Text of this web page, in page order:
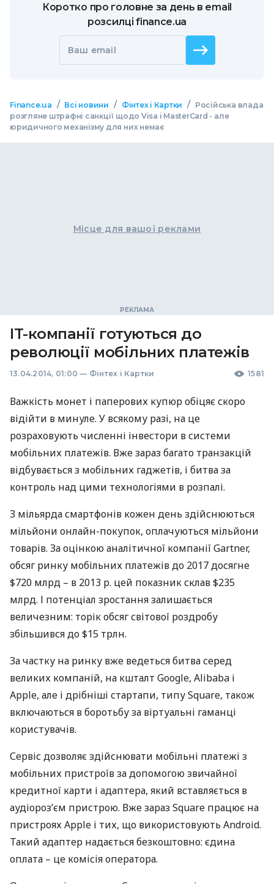
Коротко про головне за день в email
розсилці finance.ua
Ваш email
Finance.ua / Всі новини / Фінтех і Картки /
Російська влада
розгляне штрафні санкції щодо Visa і MasterCard - але
юридичного механізму для них немає
Місце для вашої реклами
IT-компанії готуються до
революції мобільних платежів
13.04.2014, 01:00 — Фінтех і Картки 1581
Важкість монет і паперових купюр обіцяє скоро
відійти в минуле. У всякому разі, на це
розраховують численні інвестори в системи
мобільних платежів. Вже зараз багато транзакцій
відбувається з мобільних гаджетів, і битва за
контроль над цими технологіями в розпалі.
З мільярда смартфонів кожен день здійснюються
мільйони онлайн-покупок, оплачуються мільйони
товарів. За оцінкою аналітичної компанії Gartner,
обсяг ринку мобільних платежів до 2017 досягне
$720 млрд – в 2013 р. цей показник склав $235
млрд. І потенціал зростання залишається
величезним: торік обсяг світової роздробу
збільшився до $15 трлн.
За частку на ринку вже ведеться битва серед
великих компаній, на кшталт Google, Alibaba і
Apple, але і дрібніші стартапи, типу Square, також
включаються в боротьбу за віртуальні гаманці
користувачів.
Сервіс дозволяє здійснювати мобільні платежі з
мобільних пристроїв за допомогою звичайної
кредитної карти і адаптера, який вставляється в
аудіороз’єм пристрою. Вже зараз Square працює на
пристроях Apple і тих, що використовують Android.
Такий адаптер надається безкоштовно: єдина
оплата – це комісія оператора.